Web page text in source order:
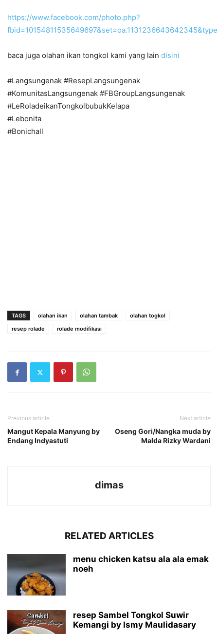
https://www.facebook.com/photo.php?
baca juga olahan ikan tongkol kami yang lain disini
#Langsungenak #ResepLangsungenak
#KomunitasLangsungenak #FBGroupLangsungenak
#LeRoladeikanTongkolbubukKelapa
#Lebonita
#Bonichall
TAGS olahan ikan olahan tambak
olahan togkol
resep rolade
rolade modifikasi
Previous article
Mangut Kepala Manyung by
Endang Indyastuti
Next article
Oseng Gori/Nangka muda by
Malda Rizky Wardani
dimas
RELATED ARTICLES
menu chicken katsu ala ala emak
noeh
resep Sambel Tongkol Suwir
Kemangi by Ismy Maulidasary